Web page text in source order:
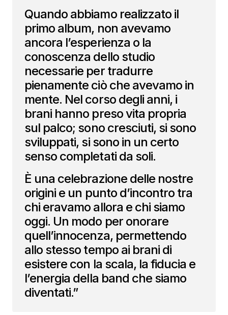
Quando abbiamo realizzato il
primo album, non avevamo
ancora l’esperienza o la
conoscenza dello studio
necessarie per tradurre
pienamente ciò che avevamo in
mente. Nel corso degli anni, i
brani hanno preso vita propria
sul palco; sono cresciuti, si sono
sviluppati, si sono in un certo
senso completati da soli.
È una celebrazione delle nostre
origini e un punto d’incontro tra
chi eravamo allora e chi siamo
oggi. Un modo per onorare
quell’innocenza, permettendo
allo stesso tempo ai brani di
esistere con la scala, la fiducia e
l’energia della band che siamo
diventati.”